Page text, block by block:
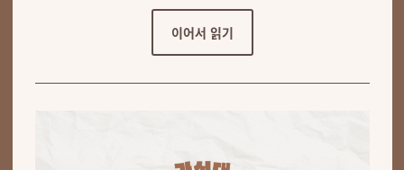
이어서 읽기